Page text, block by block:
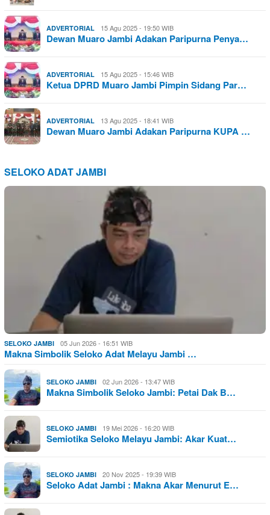
ADVERTORIAL 15 Agu 2025 - 19:50 WIB
Dewan Muaro Jambi Adakan Paripurna Penya…
ADVERTORIAL 15 Agu 2025 - 15:46 WIB
Ketua DPRD Muaro Jambi Pimpin Sidang Par…
ADVERTORIAL 13 Agu 2025 - 18:41 WIB
Dewan Muaro Jambi Adakan Paripurna KUPA …
SELOKO ADAT JAMBI
SELOKO JAMBI 05 Jun 2026 - 16:51 WIB
Makna Simbolik Seloko Adat Melayu Jambi …
SELOKO JAMBI 02 Jun 2026 - 13:47 WIB
Makna Simbolik Seloko Jambi: Petai Dak B…
SELOKO JAMBI 19 Mei 2026 - 16:20 WIB
Semiotika Seloko Melayu Jambi: Akar Kuat…
SELOKO JAMBI 20 Nov 2025 - 19:39 WIB
Seloko Adat Jambi : Makna Akar Menurut E…